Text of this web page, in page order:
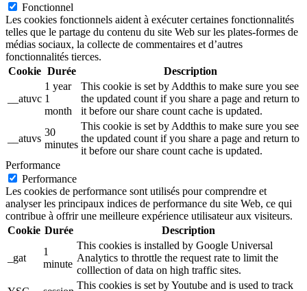
Fonctionnel
Les cookies fonctionnels aident à exécuter certaines fonctionnalités
telles que le partage du contenu du site Web sur les plates-formes de
médias sociaux, la collecte de commentaires et d’autres
fonctionnalités tierces.
Cookie Durée Description
__atuvc
1 year
1
month
This cookie is set by Addthis to make sure you see
the updated count if you share a page and return to
it before our share count cache is updated.
__atuvs
30
minutes
This cookie is set by Addthis to make sure you see
the updated count if you share a page and return to
it before our share count cache is updated.
Performance
Performance
Les cookies de performance sont utilisés pour comprendre et
analyser les principaux indices de performance du site Web, ce qui
contribue à offrir une meilleure expérience utilisateur aux visiteurs.
Cookie Durée Description
_gat
1
minute
This cookies is installed by Google Universal
Analytics to throttle the request rate to limit the
colllection of data on high traffic sites.
This cookies is set by Youtube and is used to track